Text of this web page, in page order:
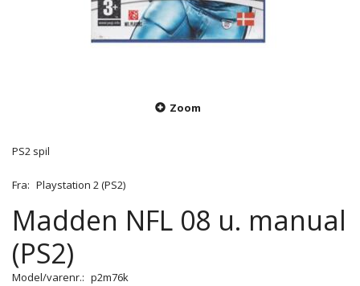
Zoom
PS2 spil
Fra: Playstation 2 (PS2)
Madden NFL 08 u. manual
(PS2)
Model/varenr.: p2m76k